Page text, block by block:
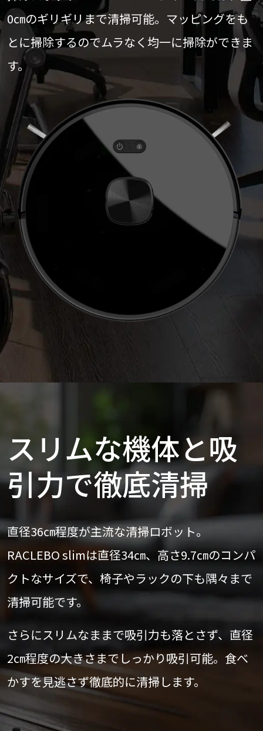
0㎝のギリギリまで清掃可能。マッピングをも
とに掃除するのでムラなく均一に掃除ができま
す。
スリムな機体と吸
引力で徹底清掃
直径36㎝程度が主流な清掃ロボット。
RACLEBO slimは直径34㎝、高さ9.7㎝のコンパ
クトなサイズで、椅子やラックの下も隅々まで
清掃可能です。
さらにスリムなままで吸引力も落とさず、直径
2㎝程度の大きさまでしっかり吸引可能。食べ
かすを見逃さず徹底的に清掃します。